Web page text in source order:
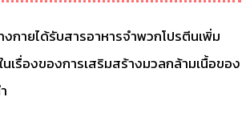
งกายได้รับสารอาหารจำพวกโปรตีนเพิ่ม
นเรื่องของการเสริมสร้างมวลกล้ามเนื้อของ